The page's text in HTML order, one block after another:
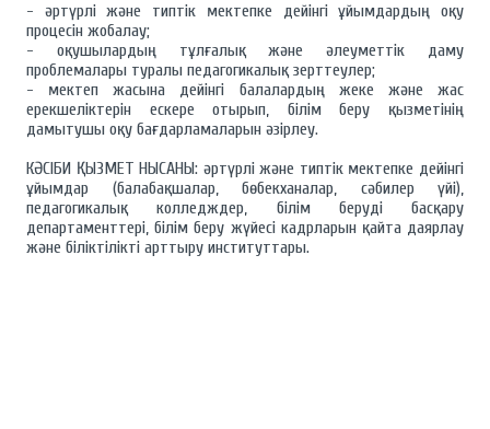
- әртүрлі және типтік мектепке дейінгі ұйымдардың оқу
процесін жобалау;
- оқушылардың тұлғалық және әлеуметтік даму
проблемалары туралы педагогикалық зерттеулер;
- мектеп жасына дейінгі балалардың жеке және жас
ерекшеліктерін ескере отырып, білім беру қызметінің
дамытушы оқу бағдарламаларын әзірлеу.
КӘСІБИ ҚЫЗМЕТ НЫСАНЫ: әртүрлі және типтік мектепке дейінгі
ұйымдар (балабақшалар, бөбекханалар, сәбилер үйі),
педагогикалық колледждер, білім беруді басқару
департаменттері, білім беру жүйесі кадрларын қайта даярлау
және біліктілікті арттыру институттары.